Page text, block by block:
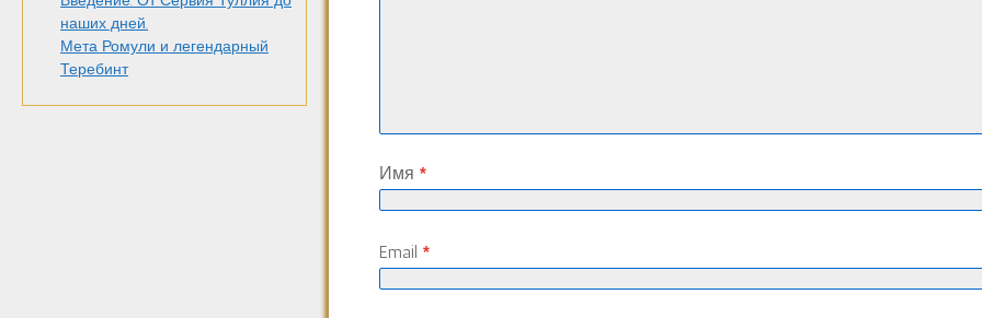
наших дней.
Мета Ромули и легендарный
Теребинт
Имя*
Email*